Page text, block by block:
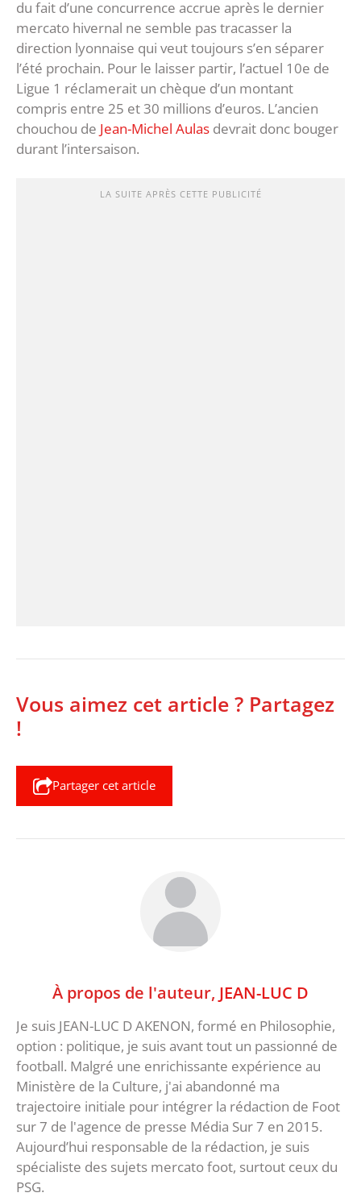
du fait d’une concurrence accrue après le dernier
mercato hivernal ne semble pas tracasser la
direction lyonnaise qui veut toujours s’en séparer
l’été prochain. Pour le laisser partir, l’actuel 10e de
Ligue 1 réclamerait un chèque d’un montant
compris entre 25 et 30 millions d’euros. L’ancien
chouchou de Jean-Michel Aulas devrait donc bouger
durant l’intersaison.
LA SUITE APRÈS CETTE PUBLICITÉ
Vous aimez cet article ? Partagez
!
Partager cet article
À propos de l'auteur, JEAN-LUC D
Je suis JEAN-LUC D AKENON, formé en Philosophie,
option : politique, je suis avant tout un passionné de
football. Malgré une enrichissante expérience au
Ministère de la Culture, j'ai abandonné ma
trajectoire initiale pour intégrer la rédaction de Foot
sur 7 de l'agence de presse Média Sur 7 en 2015.
Aujourd’hui responsable de la rédaction, je suis
spécialiste des sujets mercato foot, surtout ceux du
PSG.